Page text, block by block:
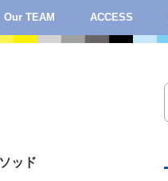
Our TEAM ACCESS
ッド